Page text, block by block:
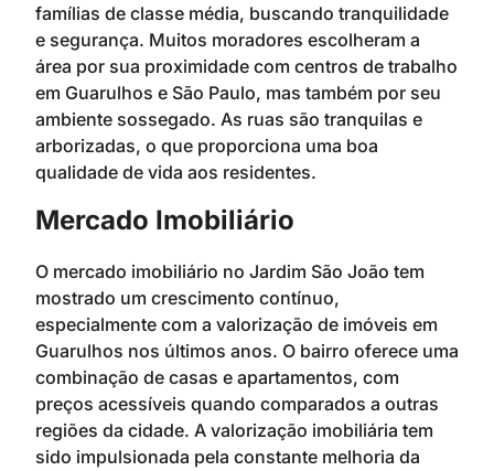
famílias de classe média, buscando tranquilidade
e segurança. Muitos moradores escolheram a
área por sua proximidade com centros de trabalho
em Guarulhos e São Paulo, mas também por seu
ambiente sossegado. As ruas são tranquilas e
arborizadas, o que proporciona uma boa
qualidade de vida aos residentes.
Mercado Imobiliário
O mercado imobiliário no Jardim São João tem
mostrado um crescimento contínuo,
especialmente com a valorização de imóveis em
Guarulhos nos últimos anos. O bairro oferece uma
combinação de casas e apartamentos, com
preços acessíveis quando comparados a outras
regiões da cidade. A valorização imobiliária tem
sido impulsionada pela constante melhoria da